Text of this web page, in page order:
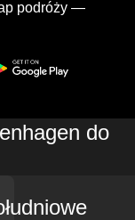
podróży —
do